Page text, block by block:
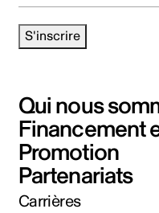
S'inscrire
Qui nous
Financement
Promotion
Partenariats
Carrières